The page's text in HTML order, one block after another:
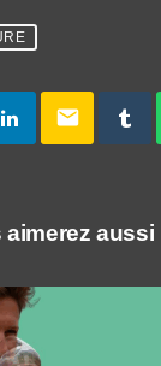
email
aimerez aussi